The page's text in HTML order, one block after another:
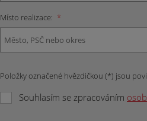
Místo realizace: *
Položky označené hvězdičkou (*) jsou
Souhlasím se zpracováním